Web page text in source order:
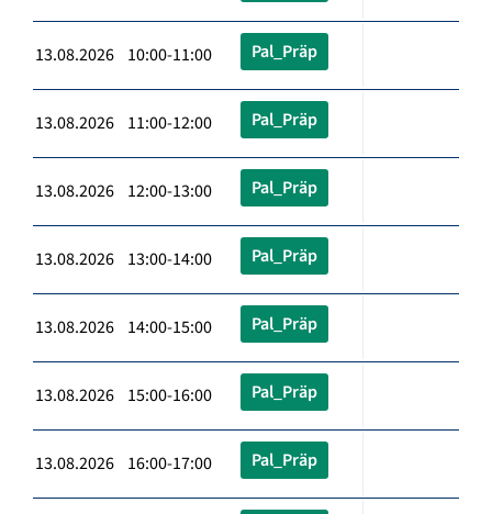
13.08.2026 10:00-11:00 Pal_Präp
13.08.2026 11:00-12:00 Pal_Präp
13.08.2026 12:00-13:00 Pal_Präp
13.08.2026 13:00-14:00 Pal_Präp
13.08.2026 14:00-15:00 Pal_Präp
13.08.2026 15:00-16:00 Pal_Präp
13.08.2026 16:00-17:00 Pal_Präp